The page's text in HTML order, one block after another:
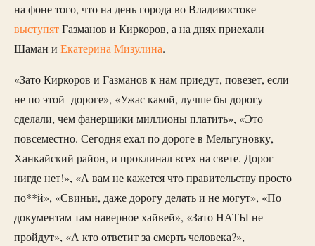
на фоне того, что на день города во Владивостоке
выступятГазманов и Киркоров, а на днях приехали
Шаман и Екатерина Мизулина.
«Зато Киркоров и Газманов к нам приедут, повезет, если
не по этой дороге», «Ужас какой, лучше бы дорогу
сделали, чем фанерщики миллионы платить», «Это
повсеместно. Сегодня ехал по дороге в Мельгуновку,
Ханкайский район, и проклинал всех на свете. Дорог
нигде нет!», «А вам не кажется что правительству просто
по**й», «Свиньи, даже дорогу делать и не могут», «По
документам там наверное хайвей», «Зато НАТЫ не
пройдут», «А кто ответит за смерть человека?»,